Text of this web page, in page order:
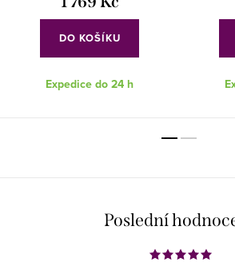
DO KOŠÍKU
Expedice do 24 h
Poslední